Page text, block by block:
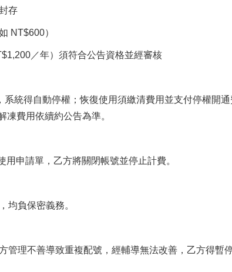
存
NT$600）
／年）須符合公告資格並經審核
統得自動停權；恢復使用須繳清費用並支付停權開通
費用依續約公告為準。
申請單，乙方將關閉帳號並停止計費。
均負保密義務。
理不善導致重複配號，經輔導無法改善，乙方得暫